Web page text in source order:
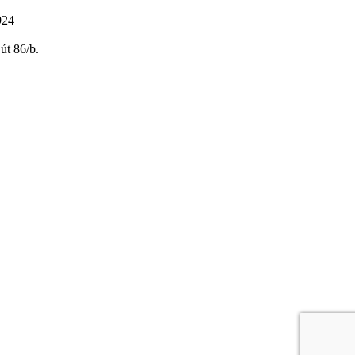
86/b.